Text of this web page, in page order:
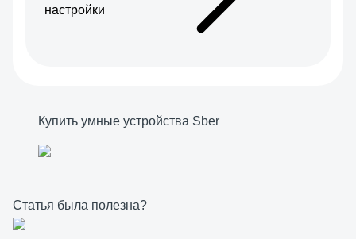
настройки
Купить умные устройства Sber
Статья была полезна?